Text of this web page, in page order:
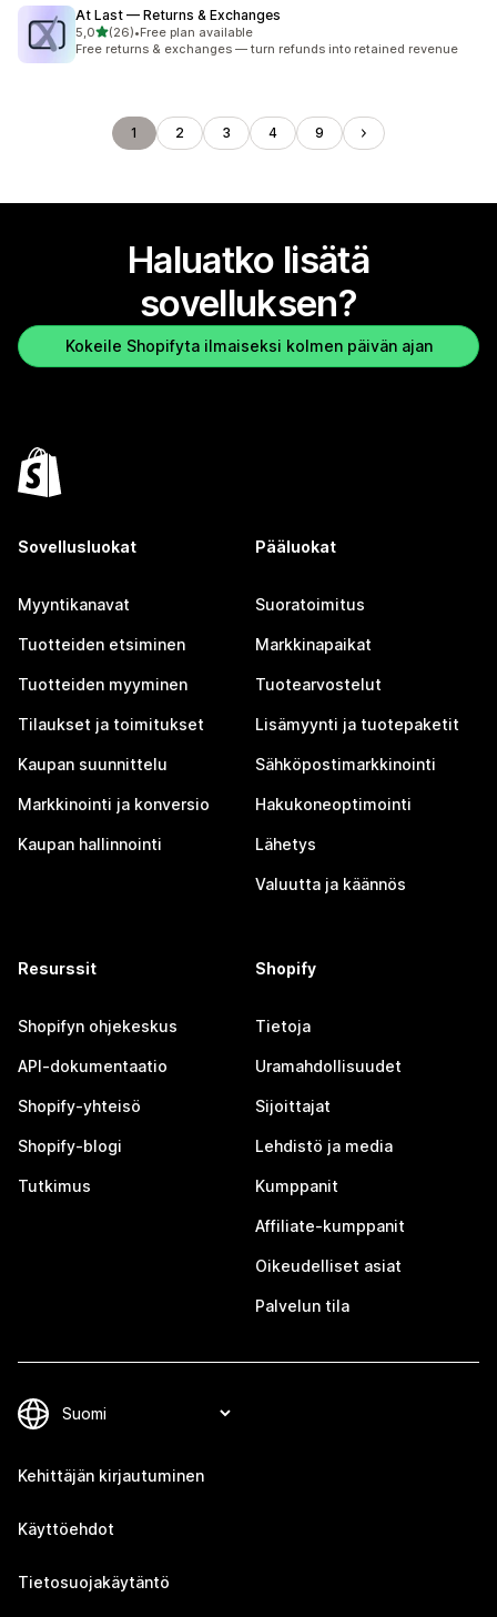
At Last — Returns & Exchanges
5,0/ 5 tähteä
(26)
26 arvostelua yhteensä
•Free plan available
Free returns & exchanges — turn refunds into retained revenue
1 2 3 4 9
Haluatko lisätä
sovelluksen?
Kokeile Shopifyta ilmaiseksi kolmen päivän ajan
Sovellusluokat
Myyntikanavat
Tuotteiden etsiminen
Tuotteiden myyminen
Tilaukset ja toimitukset
Kaupan suunnittelu
Markkinointi ja konversio
Kaupan hallinnointi
Pääluokat
Suoratoimitus
Markkinapaikat
Tuotearvostelut
Lisämyynti ja tuotepaketit
Sähköpostimarkkinointi
Hakukoneoptimointi
Lähetys
Valuutta ja käännös
Resurssit
Shopifyn ohjekeskus
API-dokumentaatio
Shopify-yhteisö
Shopify-blogi
Tutkimus
Shopify
Tietoja
Uramahdollisuudet
Sijoittajat
Lehdistö ja media
Kumppanit
Affiliate-kumppanit
Oikeudelliset asiat
Palvelun tila
Kehittäjän kirjautuminen
Käyttöehdot
Tietosuojakäytäntö